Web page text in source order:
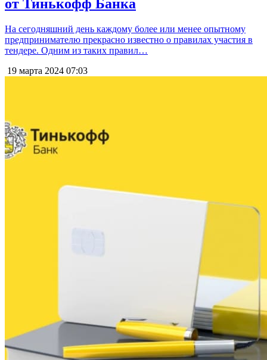
от Тинькофф Банка
На сегодняшний день каждому более или менее опытному
предпринимателю прекрасно известно о правилах участия в
тендере. Одним из таких правил…
19 марта 2024 07:03